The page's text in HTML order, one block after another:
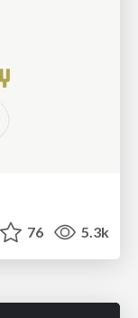
76 5.3k